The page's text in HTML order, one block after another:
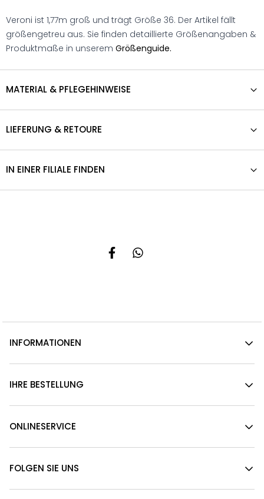
Veroni ist 1,77m groß und trägt Größe 36. Der Artikel fällt
größengetreu aus. Sie finden detaillierte Größenangaben &
Produktmaße in unserem Größenguide.
MATERIAL & PFLEGEHINWEISE
LIEFERUNG & RETOURE
IN EINER FILIALE FINDEN
INFORMATIONEN
IHRE BESTELLUNG
ONLINESERVICE
FOLGEN SIE UNS